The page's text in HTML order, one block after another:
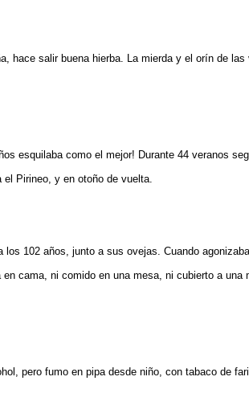
hace salir buena hierba. La mierda y el orín de
esquilaba como el mejor! Durante 44 veranos
Pirineo, y en otoño de vuelta.
102 años, junto a sus ovejas. Cuando
cama, ni comido en una mesa, ni cubierto a una
pero fumo en pipa desde niño, con tabaco de